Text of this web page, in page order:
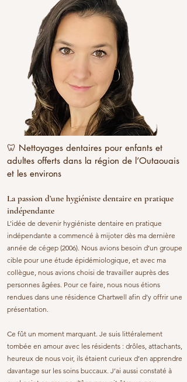
🦷 Nettoyages dentaires pour enfants et
adultes offerts dans la région de l’Outaouais
et les environs
La passion d’une hygiéniste dentaire en pratique
indépendante
L’idée de devenir hygiéniste dentaire en pratique
indépendante a commencé à mijoter dès ma dernière
année de cégep (2006). Nous avions besoin d’un groupe
cible pour une étude épidémiologique, et avec ma
collègue, nous avions choisi de travailler auprès des
personnes âgées. Pour ce faire, nous nous étions
rendues dans une résidence Chartwell afin d’y offrir une
présentation.
Ce fût un moment marquant. Je suis littéralement
tombée en amour avec les résidents : drôles, attachants,
heureux de nous voir, ils étaient curieux d’en apprendre
davantage sur les soins buccaux. J’ai aussi constaté à